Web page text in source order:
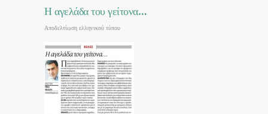
Η αγελάδα του γείτονα…
Αποδελτίωση ελληνικού τύπου